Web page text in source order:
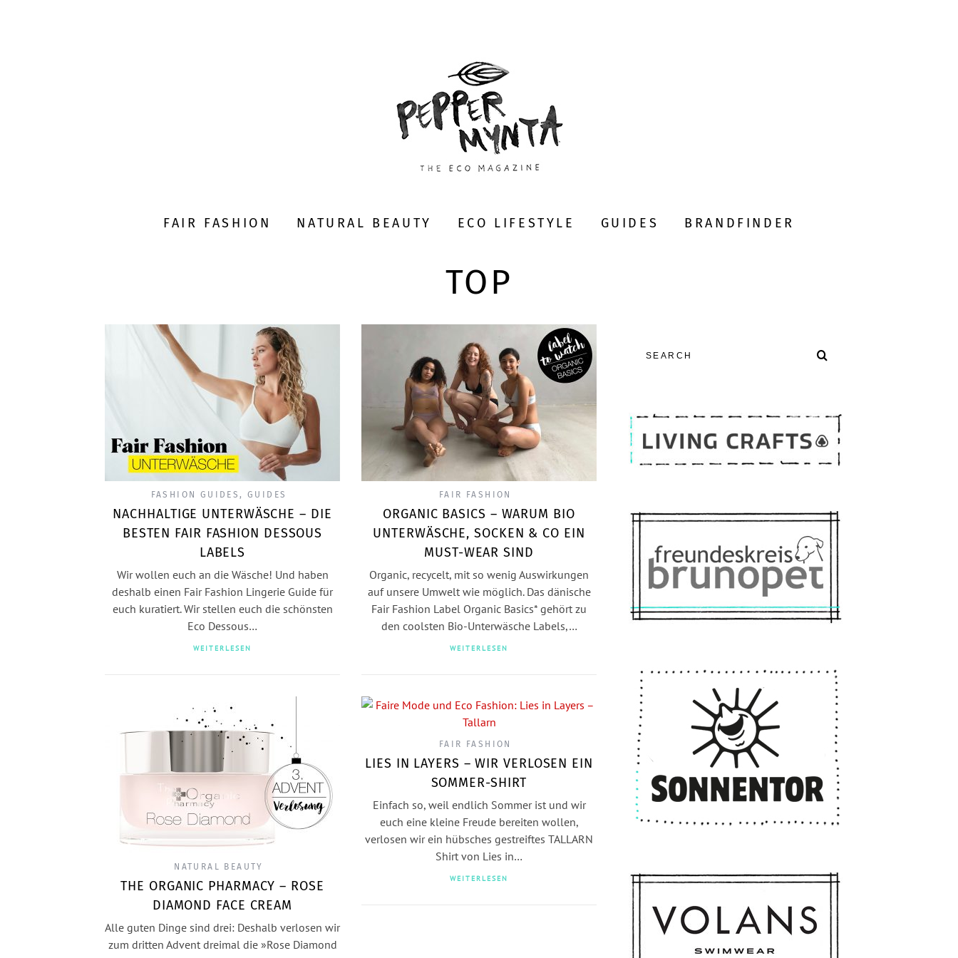
FAIR FASHION NATURAL BEAUTY ECO LIFESTYLE GUIDES BRANDFINDER
TOP
FASHION GUIDES, GUIDES
NACHHALTIGE UNTERWÄSCHE – DIE
BESTEN FAIR FASHION DESSOUS
LABELS
Wir wollen euch an die Wäsche! Und haben
deshalb einen Fair Fashion Lingerie Guide für
euch kuratiert. Wir stellen euch die schönsten
Eco Dessous…
WEITERLESEN
FAIR FASHION
ORGANIC BASICS – WARUM BIO
UNTERWÄSCHE, SOCKEN & CO EIN
MUST-WEAR SIND
Organic, recycelt, mit so wenig Auswirkungen
auf unsere Umwelt wie möglich. Das dänische
Fair Fashion Label Organic Basics* gehört zu
den coolsten Bio-Unterwäsche Labels,…
WEITERLESEN
NATURAL BEAUTY
THE ORGANIC PHARMACY – ROSE
DIAMOND FACE CREAM
Alle guten Dinge sind drei: Deshalb verlosen wir
zum dritten Advent dreimal die »Rose Diamond
FAIR FASHION
LIES IN LAYERS – WIR VERLOSEN EIN
SOMMER-SHIRT
Einfach so, weil endlich Sommer ist und wir
euch eine kleine Freude bereiten wollen,
verlosen wir ein hübsches gestreiftes TALLARN
Shirt von Lies in…
WEITERLESEN